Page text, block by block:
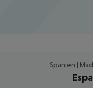
Spanien |